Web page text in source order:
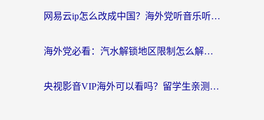
网易云ip怎么改成中国？海外党听音乐听书的无痛解决方案
海外党必看：汽水解锁地区限制怎么解除？3招解决国内影音&生活服务难题
央视影音VIP海外可以看吗？留学生亲测有效的回国加速器选择指南